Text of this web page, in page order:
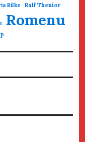
Rilke Ralf Thenior
Romenu